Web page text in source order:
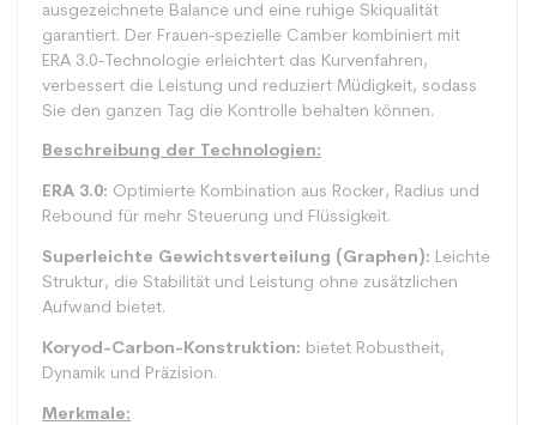
ausgezeichnete Balance und eine ruhige Skiqualität
garantiert. Der Frauen-spezielle Camber kombiniert mit
ERA 3.0-Technologie erleichtert das Kurvenfahren,
verbessert die Leistung und reduziert Müdigkeit, sodass
Sie den ganzen Tag die Kontrolle behalten können.
Beschreibung der Technologien:
ERA 3.0: Optimierte Kombination aus Rocker, Radius und
Rebound für mehr Steuerung und Flüssigkeit.
Superleichte Gewichtsverteilung (Graphen): Leichte
Struktur, die Stabilität und Leistung ohne zusätzlichen
Aufwand bietet.
Koryod-Carbon-Konstruktion: bietet Robustheit,
Dynamik und Präzision.
Merkmale: